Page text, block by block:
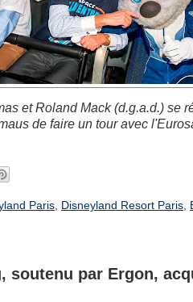
et Roland Mack (d.g.a.d.) se
de faire un tour avec
Paris, Disneyland Resort Paris,
soutenu par Ergon,